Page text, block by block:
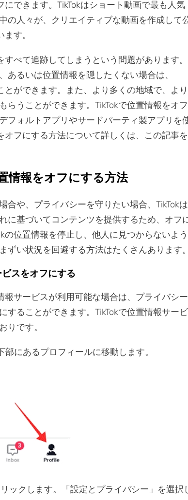
にできます。TikTokはショート動画で最も人気
の人々が、クリエイティブな動画を作成して
す。
すべて追跡してしまうという問題があります。
あるいは位置情報を隠したくない場合は、
とができます。また、より多くの地域で、より
らうことができます。TikTokで位置情報をオフ
フォルトアプリやサードパーティ製アプリを
オフにする方法について詳しくは、この記事を
情報をオフにする方法
合や、プライバシーを守りたい場合、TikTokは
に基づいてコンテンツを提供するため、オフ
の位置情報を停止し、他人に見つからないよう
ずい状況を回避する方法はたくさんあります。
スをオフにする
報サービスが利用可能な場合は、プライバシー
することができます。TikTokで位置情報サービ
りです。
部にあるプロフィールに移動します。
ックします。「設定とプライバシー」を選択